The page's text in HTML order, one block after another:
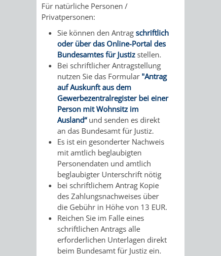
&
ERZIEHER/INNEN
VERMIETUNG
VON
RÄUMEN
BENUTZUNG
MELDEKARTEI
/
FAMILIENFORSCHUNG
BESTANDSÜBERSICHT
VERÖFFENTLICHUNGEN
JÜDISCHE
SPUREN
IN
WEINHEIM
KRIEGERDENKMAL
NOTRUFNUMMERN
UND
NOTDIENSTE
PARTEIEN
SOZIALE
EINRICHTUNGEN
SPIELPLÄTZE
SPORTSTÄTTEN
Für natürliche Personen /
Privatpersonen:
Sie können den Antrag schriftlich
oder über das Online-Portal des
Bundesamtes für Justiz stellen.
Bei schriftlicher Antragstellung
nutzen Sie das Formular "Antrag
auf Auskunft aus dem
Gewerbezentralregister bei einer
Person mit Wohnsitz im
Ausland“ und senden es direkt
an das Bundesamt für Justiz.
Es ist ein gesonderter Nachweis
mit amtlich beglaubigten
Personendaten und amtlich
beglaubigter Unterschrift nötig
bei schriftlichem Antrag Kopie
des Zahlungsnachweises über
die Gebühr in Höhe von 13 EUR.
Reichen Sie im Falle eines
schriftlichen Antrags alle
erforderlichen Unterlagen direkt
beim Bundesamt für Justiz ein.